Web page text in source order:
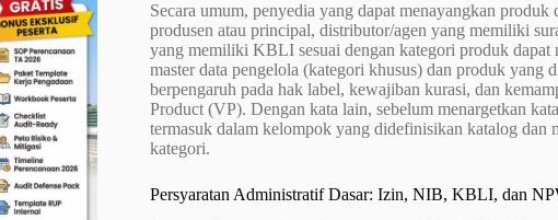
Secara umum, penyedia yang dapat menayangkan
produsen atau principal, distributor/agen yang memiliki
yang memiliki KBLI sesuai dengan kategori produk dapat
master data pengelola (kategori khusus) dan produk
berpengaruh pada hak label, kewajiban kurasi, dan
Product (VP). Dengan kata lain, sebelum menargetkan
termasuk dalam kelompok yang didefinisikan katalog dan
kategori.
Persyaratan Administratif Dasar: Izin, NIB, KBLI, dan